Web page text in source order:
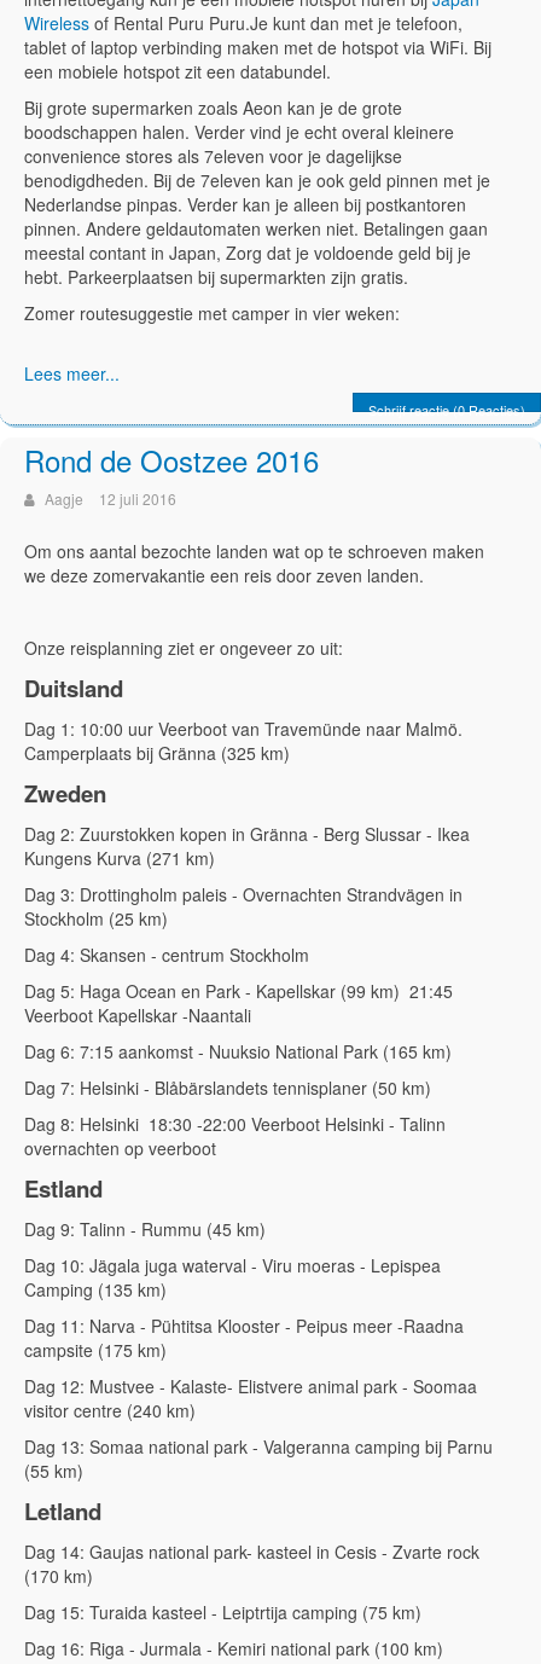
Wireless of Rental Puru Puru.Je kunt dan met je telefoon,
tablet of laptop verbinding maken met de hotspot via WiFi. Bij
een mobiele hotspot zit een databundel.
Bij grote supermarken zoals Aeon kan je de grote
boodschappen halen. Verder vind je echt overal kleinere
convenience stores als 7eleven voor je dagelijkse
benodigdheden. Bij de 7eleven kan je ook geld pinnen met je
Nederlandse pinpas. Verder kan je alleen bij postkantoren
pinnen. Andere geldautomaten werken niet. Betalingen gaan
meestal contant in Japan, Zorg dat je voldoende geld bij je
hebt. Parkeerplaatsen bij supermarkten zijn gratis.
Zomer routesuggestie met camper in vier weken:
Lees meer...
Schrijf reactie (0 Reacties)
Rond de Oostzee 2016
Aagje 12 juli 2016
Om ons aantal bezochte landen wat op te schroeven maken
we deze zomervakantie een reis door zeven landen.
Onze reisplanning ziet er ongeveer zo uit:
Duitsland
Dag 1: 10:00 uur Veerboot van Travemünde naar Malmö.
Camperplaats bij Gränna (325 km)
Zweden
Dag 2: Zuurstokken kopen in Gränna - Berg Slussar - Ikea
Kungens Kurva (271 km)
Dag 3: Drottingholm paleis - Overnachten Strandvägen in
Stockholm (25 km)
Dag 4: Skansen - centrum Stockholm
Dag 5: Haga Ocean en Park - Kapellskar (99 km) 21:45
Veerboot Kapellskar -Naantali
Dag 6: 7:15 aankomst - Nuuksio National Park (165 km)
Dag 7: Helsinki - Blåbärslandets tennisplaner (50 km)
Dag 8: Helsinki 18:30 -22:00 Veerboot Helsinki - Talinn
overnachten op veerboot
Estland
Dag 9: Talinn - Rummu (45 km)
Dag 10: Jägala juga waterval - Viru moeras - Lepispea
Camping (135 km)
Dag 11: Narva - Pühtitsa Klooster - Peipus meer -Raadna
campsite (175 km)
Dag 12: Mustvee - Kalaste- Elistvere animal park - Soomaa
visitor centre (240 km)
Dag 13: Somaa national park - Valgeranna camping bij Parnu
(55 km)
Letland
Dag 14: Gaujas national park- kasteel in Cesis - Zvarte rock
(170 km)
Dag 15: Turaida kasteel - Leiptrtija camping (75 km)
Dag 16: Riga - Jurmala - Kemiri national park (100 km)